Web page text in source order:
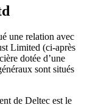
une relation avec
Limited (ci-après
dotée d’une
sont situés
de Deltec est le